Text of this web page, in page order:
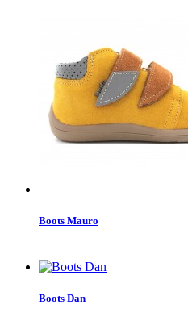
Boots Mauro
Boots Dan